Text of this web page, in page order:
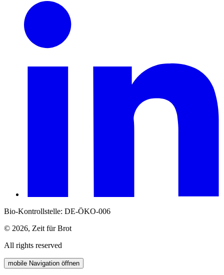
Bio-Kontrollstelle: DE-ÖKO-006
© 2026, Zeit für Brot
All rights reserved
mobile Navigation öffnen